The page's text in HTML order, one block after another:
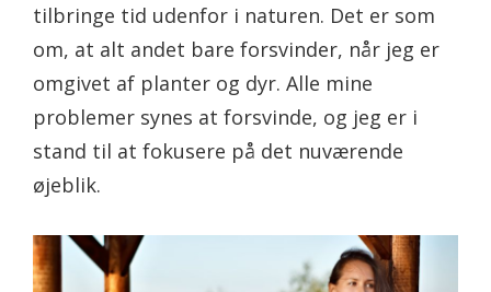
tilbringe tid udenfor i naturen. Det er som
om, at alt andet bare forsvinder, når jeg er
omgivet af planter og dyr. Alle mine
problemer synes at forsvinde, og jeg er i
stand til at fokusere på det nuværende
øjeblik.